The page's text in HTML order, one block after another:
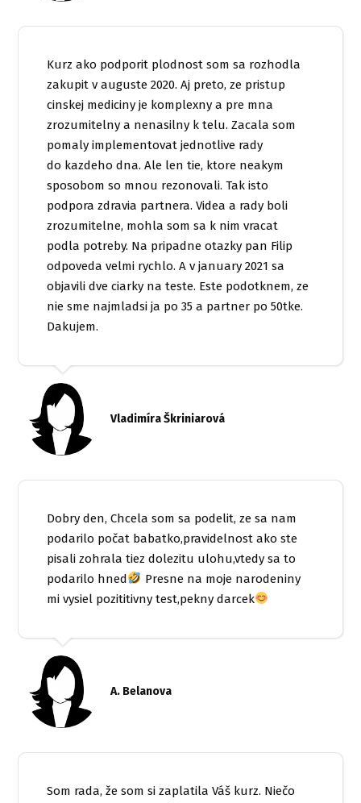
Kurz ako podporit plodnost som sa rozhodla
zakupit v auguste 2020. Aj preto, ze pristup
cinskej mediciny je komplexny a pre mna
zrozumitelny a nenasilny k telu. Zacala som
pomaly implementovat jednotlive rady
do kazdeho dna. Ale len tie, ktore neakym
sposobom so mnou rezonovali. Tak isto
podpora zdravia partnera. Videa a rady boli
zrozumitelne, mohla som sa k nim vracat
podla potreby. Na pripadne otazky pan Filip
odpoveda velmi rychlo. A v january 2021 sa
objavili dve ciarky na teste. Este podotknem, ze
nie sme najmladsi ja po 35 a partner po 50tke.
Dakujem.
Vladimíra Škriniarová
Dobry den, Chcela som sa podelit, ze sa nam
podarilo počat babatko,pravidelnost ako ste
pisali zohrala tiez dolezitu ulohu,vtedy sa to
podarilo hned
Presne na moje narodeniny
mi vysiel pozititivny test,pekny darcek
A. Belanova
Som rada, že som si zaplatila Váš kurz. Niečo